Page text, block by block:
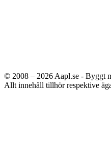
© 2008 – 2026 Aapl.se - Byggt
Allt innehåll tillhör respektive